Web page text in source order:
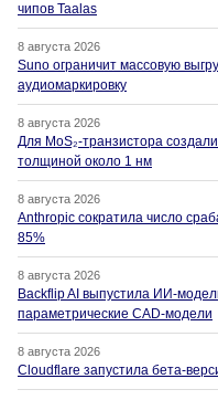
чипов Taalas
8 августа 2026
Suno ограничит массовую
аудиомаркировку
8 августа 2026
Для MoS₂-транзистора
толщиной около 1 нм
8 августа 2026
Anthropic сократила число
85%
8 августа 2026
Backflip AI выпустила ИИ-
параметрические CAD-модели
8 августа 2026
Cloudflare запустила бета-